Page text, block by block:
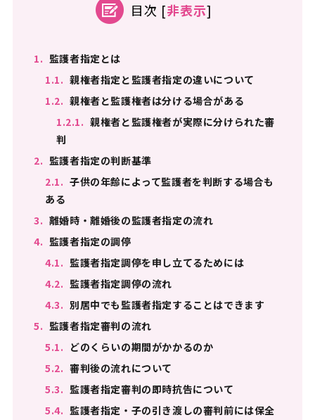
目次 [非表示]
1. 監護者指定とは
1.1. 親権者指定と監護者指定の違いについて
1.2. 親権者と監護権者は分ける場合がある
1.2.1. 親権者と監護権者が実際に分けられた審
判
2. 監護者指定の判断基準
2.1. 子供の年齢によって監護者を判断する場合も
ある
3. 離婚時・離婚後の監護者指定の流れ
4. 監護者指定の調停
4.1. 監護者指定調停を申し立てるためには
4.2. 監護者指定調停の流れ
4.3. 別居中でも監護者指定することはできます
5. 監護者指定審判の流れ
5.1. どのくらいの期間がかかるのか
5.2. 審判後の流れについて
5.3. 監護者指定審判の即時抗告について
5.4. 監護者指定・子の引き渡しの審判前には保全